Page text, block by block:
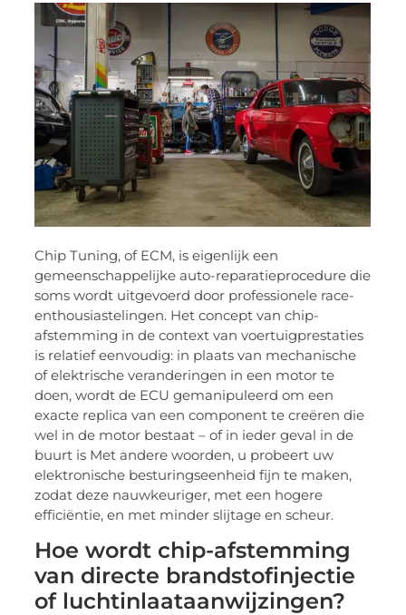
Chip Tuning, of ECM, is eigenlijk een
gemeenschappelijke auto-reparatieprocedure die
soms wordt uitgevoerd door professionele race-
enthousiastelingen. Het concept van chip-
afstemming in de context van voertuigprestaties
is relatief eenvoudig: in plaats van mechanische
of elektrische veranderingen in een motor te
doen, wordt de ECU gemanipuleerd om een
exacte replica van een component te creëren die
wel in de motor bestaat – of in ieder geval in de
buurt is Met andere woorden, u probeert uw
elektronische besturingseenheid fijn te maken,
zodat deze nauwkeuriger, met een hogere
efficiëntie, en met minder slijtage en scheur.
Hoe wordt chip-afstemming
van directe brandstofinjectie
of luchtinlaataanwijzingen?